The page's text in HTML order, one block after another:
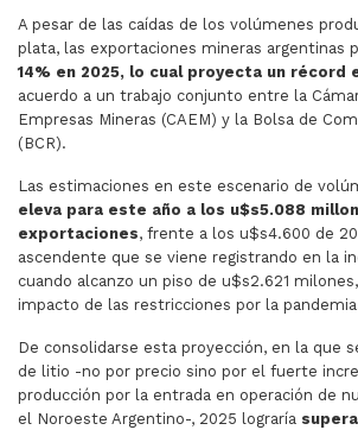
A pesar de las caídas de los volúmenes
plata, las exportaciones mineras argentinas
14% en 2025, lo cual proyecta un récord
acuerdo a un trabajo conjunto entre la
Empresas Mineras (CAEM) y la Bolsa de
(BCR).
Las estimaciones en este escenario de
eleva para este año a los u$s5.088
exportaciones, frente a los u$s4.600 de
ascendente que se viene registrando en la
cuando alcanzo un piso de u$s2.621
impacto de las restricciones por la
De consolidarse esta proyección, en la que
de litio -no por precio sino por el fuerte
producción por la entrada en operación de
el Noroeste Argentino-, 2025 lograría